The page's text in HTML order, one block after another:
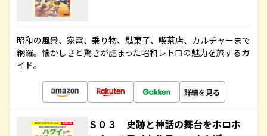
昭和の風景、家電、乗り物、駄菓子、喫茶店、カルチャーまで
網羅。懐かしさと驚きが詰まった昭和レトロの魅力を旅するガ
イド。
詳細を見る
Ｓ０３ 史跡と神話の舞台をホロホ